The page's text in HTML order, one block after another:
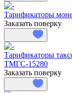
Тарификаторы
Заказать поверку
Тарификаторы
ТМГС-15280
Заказать поверку